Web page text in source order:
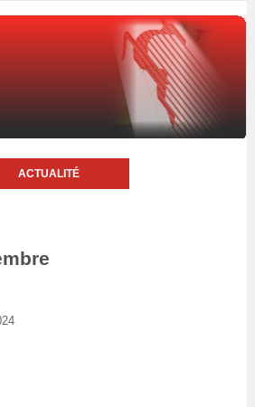
ACTUALITÉ